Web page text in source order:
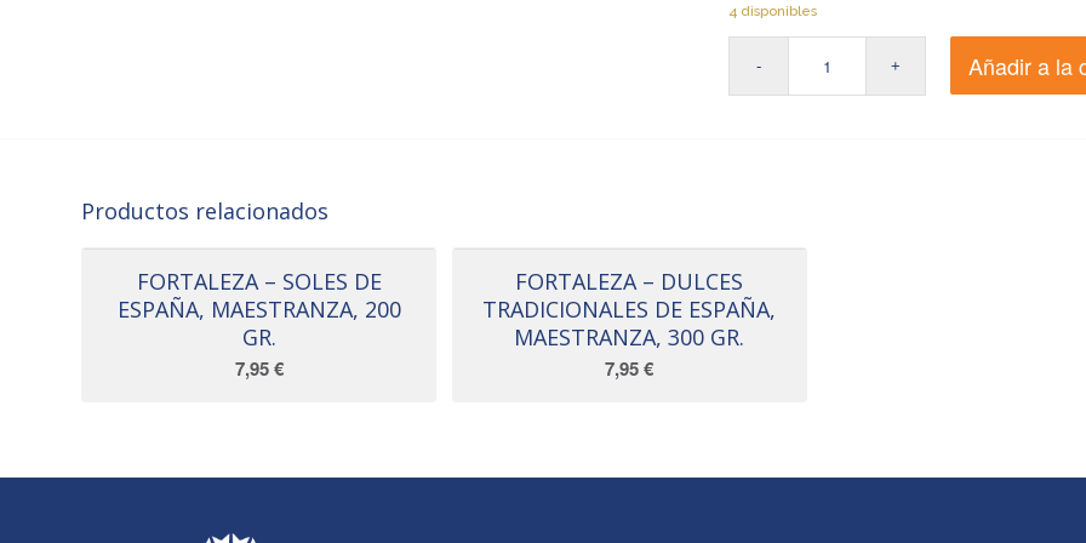
4 disponibles
Añadir a la
Productos relacionados
FORTALEZA – SOLES DE
ESPAÑA, MAESTRANZA, 200
GR.
7,95€
FORTALEZA – DULCES
TRADICIONALES DE ESPAÑA,
MAESTRANZA, 300 GR.
7,95€